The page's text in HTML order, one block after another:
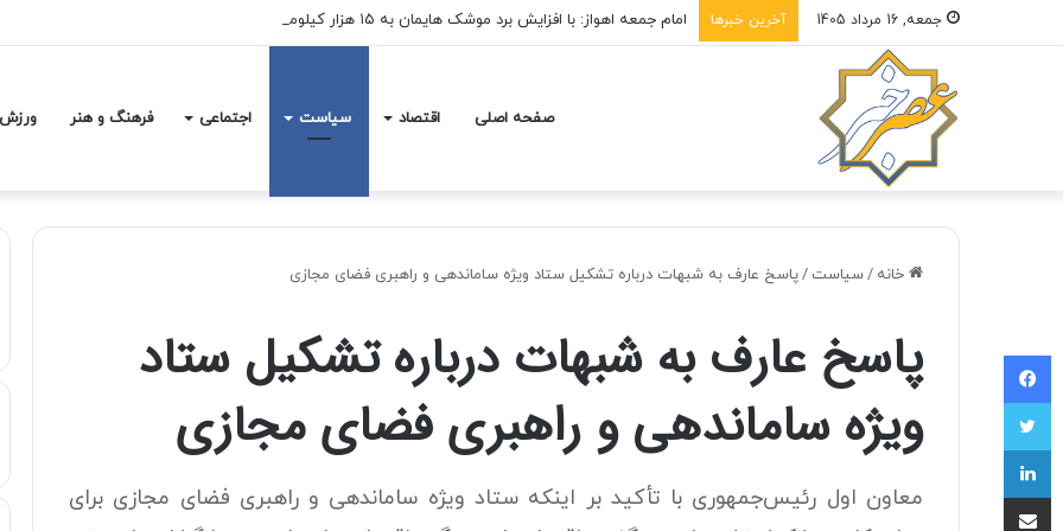
جمعه, 16 مرداد 1405 آخرین خبرها امام‌ جمعه اهواز: با افزایش برد موشک هایمان به ۱۵ هزار کیلومتر می خواهیم عمق آمریکا را هدف قرار دهیم
صفحه اصلی اقتصاد سیاست اجتماعی فرهنگ و هنر ورزش
خانه /سیاست /پاسخ عارف به شبهات درباره تشکیل ستاد ویژه ساماندهی و راهبری فضای مجازی
پاسخ عارف به شبهات درباره تشکیل ستاد
ویژه ساماندهی و راهبری فضای مجازی
معاون اول رئیس‌جمهوری با تأکید بر اینکه ستاد ویژه ساماندهی و راهبری فضای مجازی برای